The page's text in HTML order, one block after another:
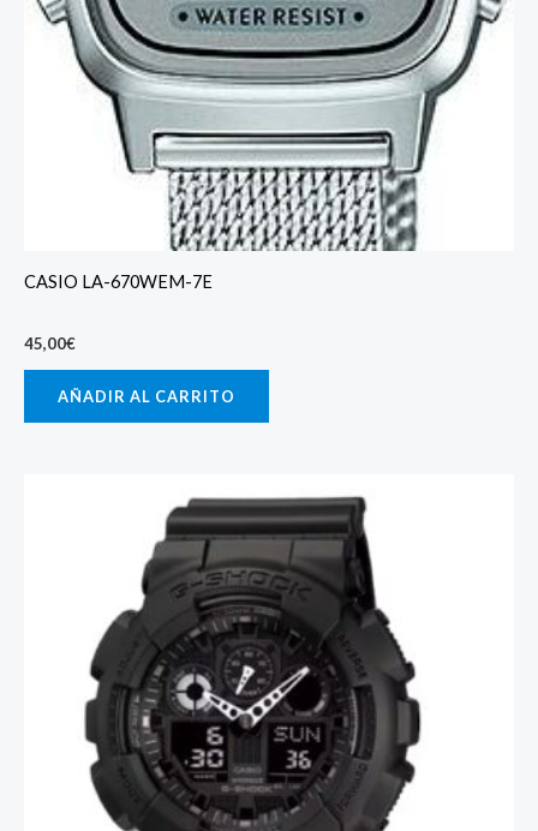
CASIO LA-670WEM-7E
45,00€
AÑADIR AL CARRITO